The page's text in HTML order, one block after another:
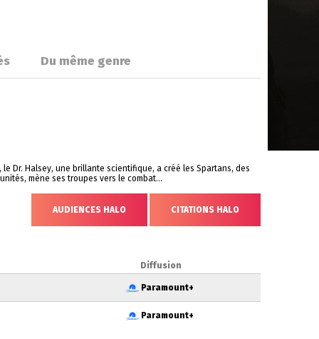
Du même genre
Dr. Halsey, une brillante scientifique, a créé les Spartans, des
mène ses troupes vers le combat...
AUDIENCES HALO CITATIONS HALO
Diffusion
Paramount+
Paramount+